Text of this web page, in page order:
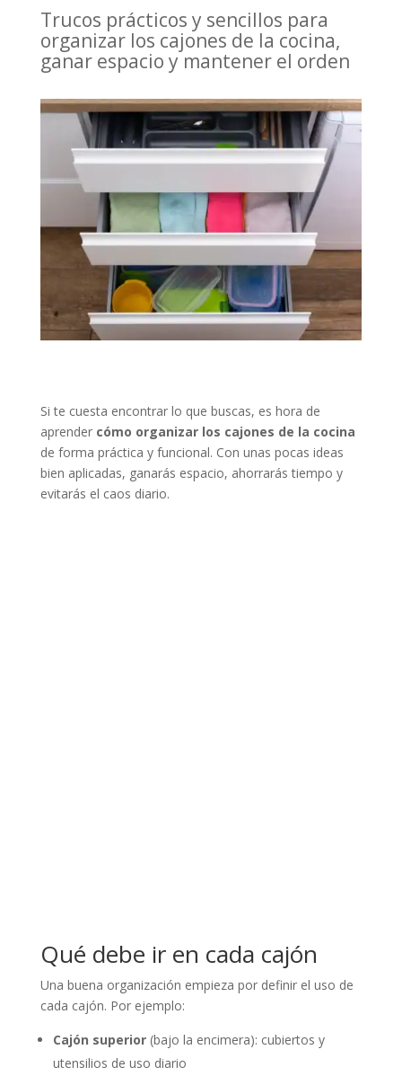
Trucos prácticos y sencillos para
organizar los cajones de la cocina,
ganar espacio y mantener el orden
Si te cuesta encontrar lo que buscas, es hora de
aprender cómo organizar los cajones de la cocina
de forma práctica y funcional. Con unas pocas ideas
bien aplicadas, ganarás espacio, ahorrarás tiempo y
evitarás el caos diario.
Qué debe ir en cada cajón
Una buena organización empieza por definir el uso de
cada cajón. Por ejemplo:
Cajón superior(bajo la encimera): cubiertos y
utensilios de uso diario